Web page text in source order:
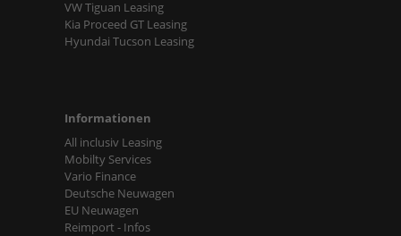
VW Tiguan Leasing
Kia Proceed GT Leasing
Hyundai Tucson Leasing
Informationen
All inclusiv Leasing
Mobilty Services
Vario Finance
Deutsche Neuwagen
EU Neuwagen
Reimport - Infos